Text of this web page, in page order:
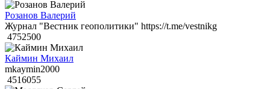
Розанов Валерий
Журнал "Вестник геополитики" https://t.me/vestnikg
4752500
Каймин Михаил
mkaymin2000
4516055